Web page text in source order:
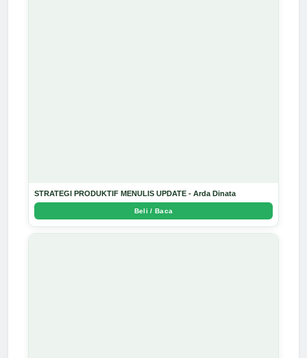
STRATEGI PRODUKTIF MENULIS UPDATE - Arda Dinata
Beli / Baca